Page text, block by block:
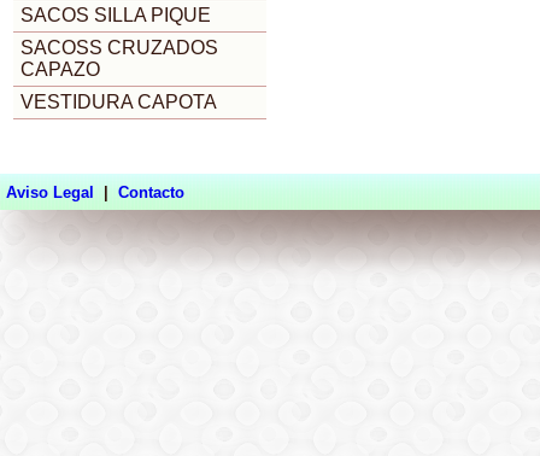
SACOS SILLA PIQUE
SACOSS CRUZADOS
CAPAZO
VESTIDURA CAPOTA
Aviso Legal Contacto